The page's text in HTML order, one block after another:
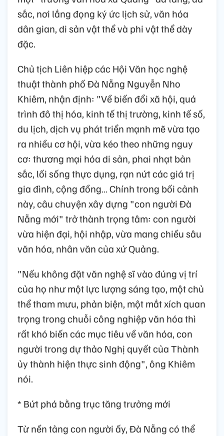
sắc, nơi lắng đọng ký ức lịch sử, văn hóa
dân gian, di sản vật thể và phi vật thể dày
đặc.
Chủ tịch Liên hiệp các Hội Văn học nghệ
thuật thành phố Đà Nẵng Nguyễn Nho
Khiêm, nhận định: "Về biến đổi xã hội, quá
trình đô thị hóa, kinh tế thị trường, kinh tế số,
du lịch, dịch vụ phát triển mạnh mẽ vừa tạo
ra nhiều cơ hội, vừa kéo theo những nguy
cơ: thương mại hóa di sản, phai nhạt bản
sắc, lối sống thực dụng, rạn nứt các giá trị
gia đình, cộng đồng… Chính trong bối cảnh
này, câu chuyện xây dựng "con người Đà
Nẵng mới" trở thành trọng tâm: con người
vừa hiện đại, hội nhập, vừa mang chiều sâu
văn hóa, nhân văn của xứ Quảng.
"Nếu không đặt văn nghệ sĩ vào đúng vị trí
của họ như một lực lượng sáng tạo, một chủ
thể tham mưu, phản biện, một mắt xích quan
trọng trong chuỗi công nghiệp văn hóa thì
rất khó biến các mục tiêu về văn hóa, con
người trong dự thảo Nghị quyết của Thành
ủy thành hiện thực sinh động", ông Khiêm
nói.
* Bứt phá bằng trục tăng trưởng mới
Từ nền tảng con người ấy, Đà Nẵng có thể